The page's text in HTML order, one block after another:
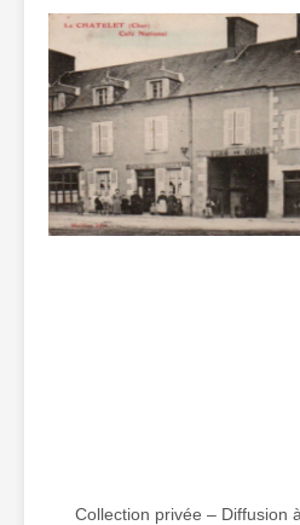
Collection privée – Diffusion